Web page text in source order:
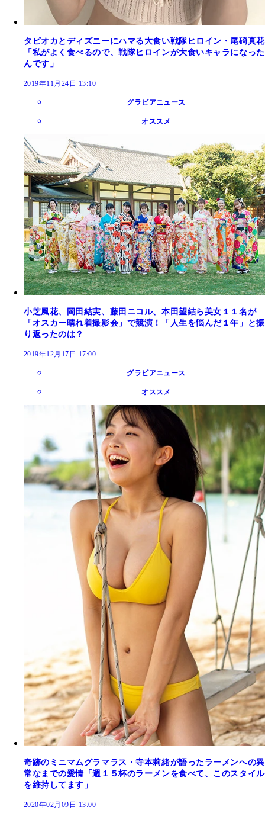
タピオカとディズニーにハマる大食い戦隊ヒロイン・尾碕真花
「私がよく食べるので、戦隊ヒロインが大食いキャラになった
んです」
2019年11月24日 13:10
グラビアニュース
オススメ
小芝風花、岡田結実、藤田ニコル、本田望結ら美女１１名が
「オスカー晴れ着撮影会」で競演！「人生を悩んだ１年」と振
り返ったのは？
2019年12月17日 17:00
グラビアニュース
オススメ
奇跡のミニマムグラマラス・寺本莉緒が語ったラーメンへの異
常なまでの愛情「週１５杯のラーメンを食べて、このスタイル
を維持してます」
2020年02月09日 13:00